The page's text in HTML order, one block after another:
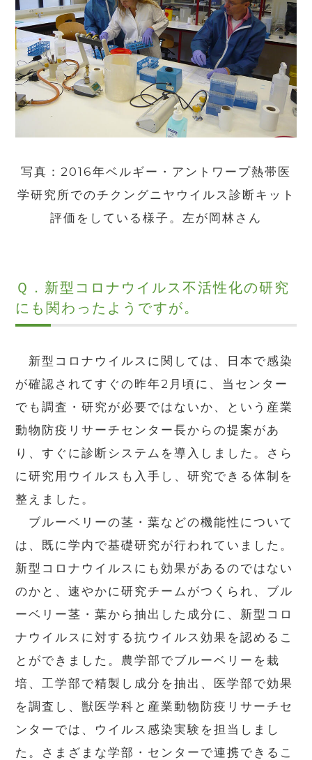
写真： 2016年ベルギー・アントワープ熱帯医
学研究所でのチクングニヤウイルス診断キット
評価をしている様子。左が岡林さん
Ｑ． 新型コロナウイルス不活性化の研究
にも関わったようですが。
新型コロナウイルスに関しては、日本で感染
が確認されてすぐの昨年2 月頃に、当センター
でも調査・研究が必要ではないか、という産業
動物防疫リサーチセンター長からの提案があ
り、すぐに診断システムを導入しました。さら
に研究用ウイルスも入手し、研究できる体制を
整えました。
ブルーベリーの茎・葉などの機能性について
は、既に学内で基礎研究が行われていました。
新型コロナウイルスにも効果があるのではない
のかと、速やかに研究チームがつくられ、ブル
ーベリー茎・葉から抽出した成分に、新型コロ
ナウイルスに対する抗ウイルス効果を認めるこ
とができました。農学部でブルーベリーを栽
培、工学部で精製し成分を抽出、医学部で効果
を調査し、獣医学科と産業動物防疫リサーチセ
ンターでは、ウイルス感染実験を担当しまし
た。さまざまな学部・センターで連携できるこ